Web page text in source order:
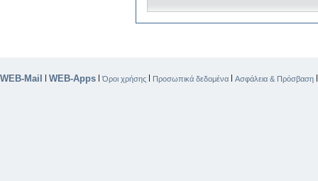
WEB-Mail | WEB-Apps |Όροι χρήσης | Προσωπικά δεδομένα | Ασφάλεια & Πρόσβαση